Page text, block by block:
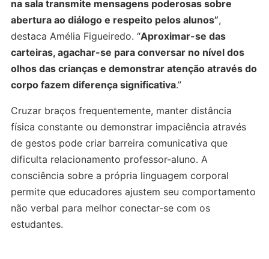
na sala transmite mensagens poderosas sobre
abertura ao diálogo e respeito pelos alunos”,
destaca Amélia Figueiredo. “Aproximar-se das
carteiras, agachar-se para conversar no nível dos
olhos das crianças e demonstrar atenção através do
corpo fazem diferença significativa.”
Cruzar braços frequentemente, manter distância
física constante ou demonstrar impaciência através
de gestos pode criar barreira comunicativa que
dificulta relacionamento professor-aluno. A
consciência sobre a própria linguagem corporal
permite que educadores ajustem seu comportamento
não verbal para melhor conectar-se com os
estudantes.